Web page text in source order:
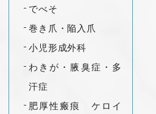
でべそ
巻き爪・陥入爪
小児形成外科
わきが・腋臭症・多
汗症
肥厚性瘢痕 ケロイ